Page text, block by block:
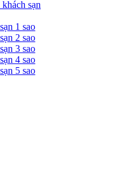
sạn
1 sao
2 sao
3 sao
4 sao
5 sao